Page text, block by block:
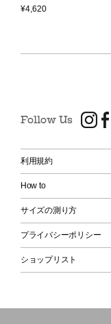
¥4,620
Follow Us
利用規約
How to
サイズの測り方
プライバシーポリシー
ショップリスト